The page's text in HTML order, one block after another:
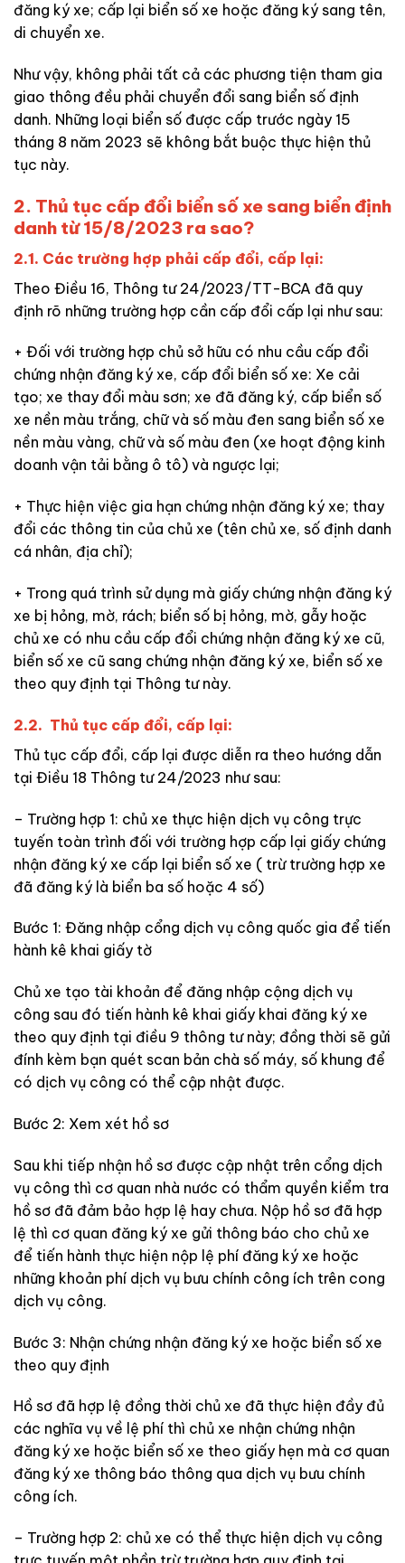
đăng ký xe; cấp lại biển số xe hoặc đăng ký sang tên,
di chuyển xe.
Như vậy, không phải tất cả các phương tiện tham gia
giao thông đều phải chuyển đổi sang biển số định
danh. Những loại biển số được cấp trước ngày 15
tháng 8 năm 2023 sẽ không bắt buộc thực hiện thủ
tục này.
2. Thủ tục cấp đổi biển số xe sang biển định
danh từ 15/8/2023 ra sao?
2.1. Các trường hợp phải cấp đổi, cấp lại:
Theo Điều 16, Thông tư 24/2023/TT-BCA đã quy
định rõ những trường hợp cần cấp đổi cấp lại như sau:
+ Đối với trường hợp chủ sở hữu có nhu cầu cấp đổi
chứng nhận đăng ký xe, cấp đổi biển số xe: Xe cải
tạo; xe thay đổi màu sơn; xe đã đăng ký, cấp biển số
xe nền màu trắng, chữ và số màu đen sang biển số xe
nền màu vàng, chữ và số màu đen (xe hoạt động kinh
doanh vận tải bằng ô tô) và ngược lại;
+ Thực hiện việc gia hạn chứng nhận đăng ký xe; thay
đổi các thông tin của chủ xe (tên chủ xe, số định danh
cá nhân, địa chỉ);
+ Trong quá trình sử dụng mà giấy chứng nhận đăng ký
xe bị hỏng, mờ, rách; biển số bị hỏng, mờ, gẫy hoặc
chủ xe có nhu cầu cấp đổi chứng nhận đăng ký xe cũ,
biển số xe cũ sang chứng nhận đăng ký xe, biển số xe
theo quy định tại Thông tư này.
2.2. Thủ tục cấp đổi, cấp lại:
Thủ tục cấp đổi, cấp lại được diễn ra theo hướng dẫn
tại Điều 18 Thông tư 24/2023 như sau:
– Trường hợp 1: chủ xe thực hiện dịch vụ công trực
tuyến toàn trình đối với trường hợp cấp lại giấy chứng
nhận đăng ký xe cấp lại biển số xe ( trừ trường hợp xe
đã đăng ký là biển ba số hoặc 4 số)
Bước 1: Đăng nhập cổng dịch vụ công quốc gia để tiến
hành kê khai giấy tờ
Chủ xe tạo tài khoản để đăng nhập cộng dịch vụ
công sau đó tiến hành kê khai giấy khai đăng ký xe
theo quy định tại điều 9 thông tư này; đồng thời sẽ gửi
đính kèm bạn quét scan bản chà số máy, số khung để
có dịch vụ công có thể cập nhật được.
Bước 2: Xem xét hồ sơ
Sau khi tiếp nhận hồ sơ được cập nhật trên cổng dịch
vụ công thì cơ quan nhà nước có thẩm quyền kiểm tra
hồ sơ đã đảm bảo hợp lệ hay chưa. Nộp hồ sơ đã hợp
lệ thì cơ quan đăng ký xe gửi thông báo cho chủ xe
để tiến hành thực hiện nộp lệ phí đăng ký xe hoặc
những khoản phí dịch vụ bưu chính công ích trên cong
dịch vụ công.
Bước 3: Nhận chứng nhận đăng ký xe hoặc biển số xe
theo quy định
Hồ sơ đã hợp lệ đồng thời chủ xe đã thực hiện đầy đủ
các nghĩa vụ về lệ phí thì chủ xe nhận chứng nhận
đăng ký xe hoặc biển số xe theo giấy hẹn mà cơ quan
đăng ký xe thông báo thông qua dịch vụ bưu chính
công ích.
– Trường hợp 2: chủ xe có thể thực hiện dịch vụ công